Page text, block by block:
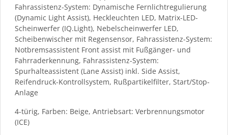
Fahrassistenz-System: Dynamische Fernlichtregulierung
(Dynamic Light Assist), Heckleuchten LED, Matrix-LED-
Scheinwerfer (IQ.Light), Nebelscheinwerfer LED,
Scheibenwischer mit Regensensor, Fahrassistenz-System:
Notbremsassistent Front assist mit Fußgänger- und
Fahrraderkennung, Fahrassistenz-System:
Spurhalteassistent (Lane Assist) inkl. Side Assist,
Reifendruck-Kontrollsystem, Rußpartikelfilter, Start/Stop-
Anlage
4-türig, Farben: Beige, Antriebsart: Verbrennungsmotor
(ICE)